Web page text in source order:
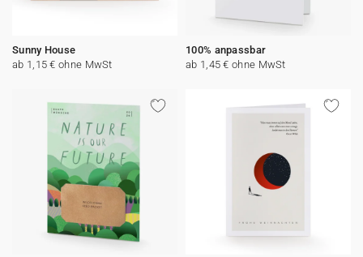
Sunny House
ab 1,15 € ohne MwSt
100% anpassbar
ab 1,45 € ohne MwSt